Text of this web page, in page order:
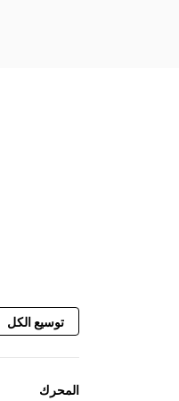
توسيع الكل
المحرك